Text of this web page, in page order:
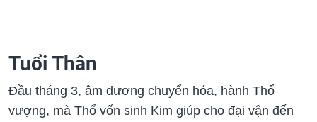
Tuổi Thân
Đầu tháng 3, âm dương chuyển hóa, hành Thổ
vượng, mà Thổ vốn sinh Kim giúp cho đại vận đến